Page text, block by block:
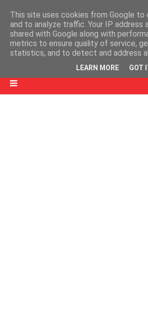
This site uses cookies from Google to
and to analyze traffic. Your IP address
shared with Google along with
metrics to ensure quality of service,
statistics, and to detect and address
LEARN MORE GOT